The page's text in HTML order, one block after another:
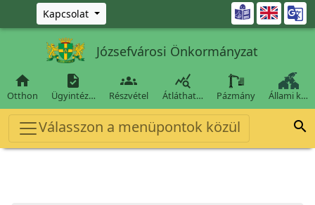
Ugrás a fő tartalomra
Kapcsolat 
Józsefvárosi Önkormányzat

Otthon

Ügyintéz…

Részvétel

Átláthat… Pázmány Állami k…
Válasszon a menüpontok közül 